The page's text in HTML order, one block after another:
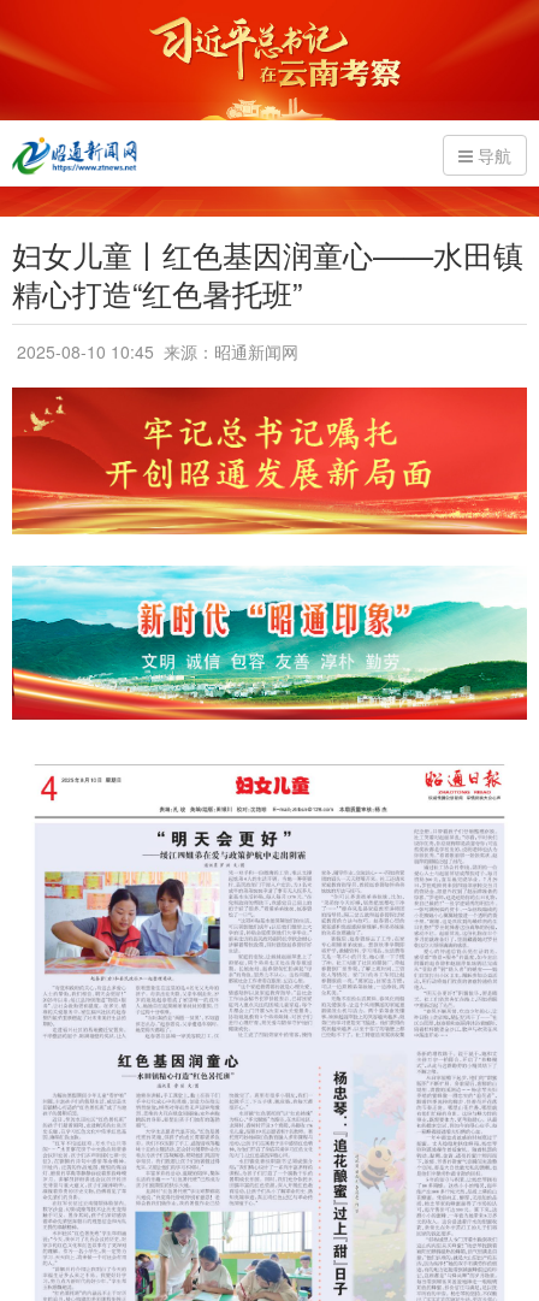
导航
妇女儿童丨红色基因润童心——水田镇
精心打造“红色暑托班”
2025-08-10 10:45 来源：昭通新闻网